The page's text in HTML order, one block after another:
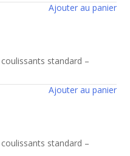
Ajouter au panier
standard –
Ajouter au panier
standard –